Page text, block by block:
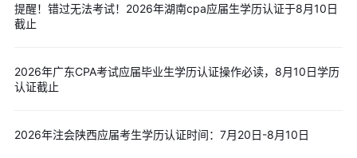
✅ 刷题提分神器：历年真题+模拟试题全覆盖，免费在线题库
随时练
分不全难题
提醒！错过无法考试！2026年湖南cpa应届生学历认证于8月10日
截止
2026年广东CPA考试应届毕业生学历认证操作必读，8月10日学历
认证截止
2026年注会陕西应届考生学历认证时间：7月20日-8月10日